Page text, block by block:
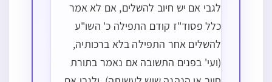
לגבי אם יש חיוב להשלים, אם לא אמר
כלל פסוד"ז קודם התפילה כ' השו"ע
להשלים אחר התפילה בלא ברכותיה,
(ועי' בפנים התשובה אם נאמר בתורת